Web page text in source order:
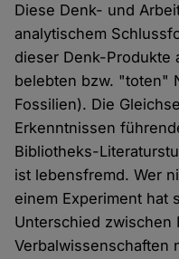
Diese Denk- und
analytischem
dieser Denk-Produkte
belebten bzw. "toten"
Fossilien). Die
Erkenntnissen
Bibliotheks-
ist lebensfremd. Wer
einem Experiment hat
Unterschied zwischen
Verbalwissenschaften